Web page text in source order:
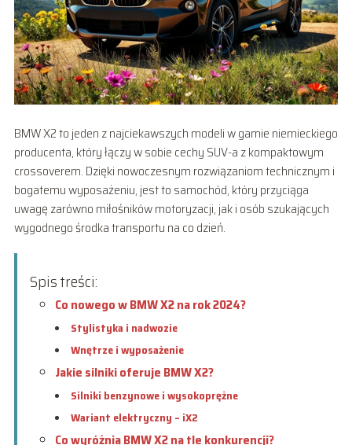
BMW X2 to jeden z najciekawszych modeli w gamie niemieckiego
producenta, który łączy w sobie cechy SUV-a z kompaktowym
crossoverem. Dzięki nowoczesnym rozwiązaniom technicznym i
bogatemu wyposażeniu, jest to samochód, który przyciąga
uwagę zarówno miłośników motoryzacji, jak i osób szukających
wygodnego środka transportu na co dzień.
Spis treści:
Co nowego w BMW X2 na rok 2024?
Stylistyka i nadwozie
Wnętrze i wyposażenie
Jakie silniki oferuje BMW X2?
Silniki benzynowe i wysokoprężne
Wariant elektryczny – iX2
Co wyróżnia BMW X2 na tle konkurencji?